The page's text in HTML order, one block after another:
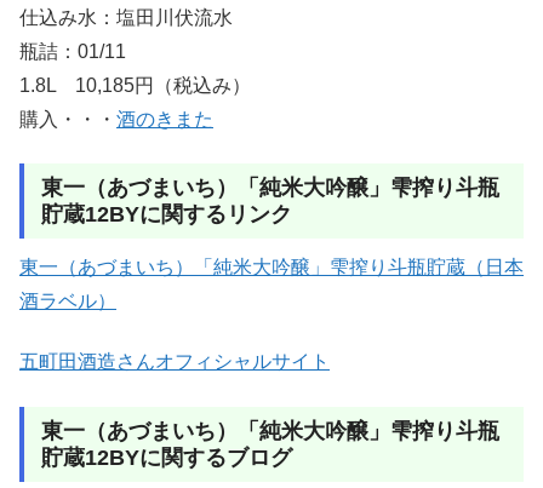
仕込み水：塩田川伏流水
瓶詰：01/11
1.8L 10,185円（税込み）
購入・・・ 酒のきまた
東一（あづまいち）「純米大吟醸」雫搾り斗瓶
貯蔵12BYに関するリンク
東一（あづまいち）「純米大吟醸」雫搾り斗瓶貯蔵（日本
酒ラベル）
五町田酒造さんオフィシャルサイト
東一（あづまいち）「純米大吟醸」雫搾り斗瓶
貯蔵12BYに関するブログ